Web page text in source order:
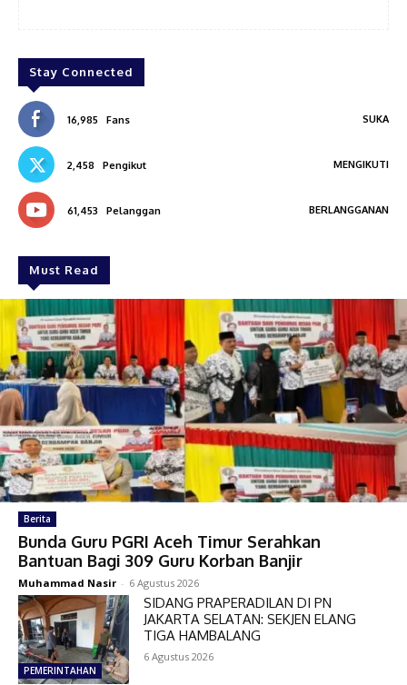
Stay Connected
16,985 Fans SUKA
2,458 Pengikut MENGIKUTI
61,453 Pelanggan BERLANGGANAN
Must Read
Berita
Bunda Guru PGRI Aceh Timur Serahkan
Bantuan Bagi 309 Guru Korban Banjir
Muhammad Nasir - 6 Agustus 2026
PEMERINTAHAN
SIDANG PRAPERADILAN DI PN
JAKARTA SELATAN: SEKJEN ELANG
TIGA HAMBALANG
6 Agustus 2026